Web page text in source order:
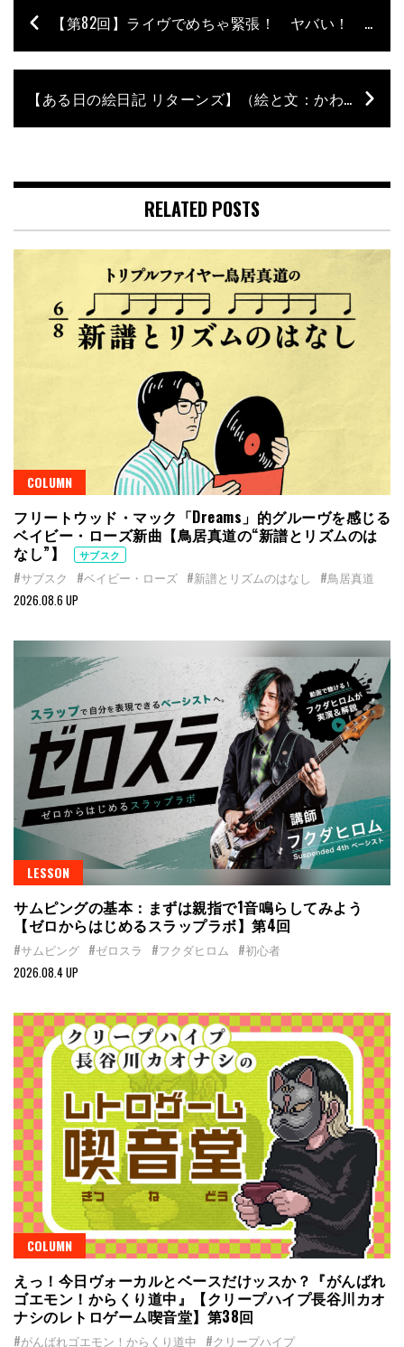
【第82回】ライヴでめちゃ緊張！ ヤバい！ ってときの対処法 パート2 石村順の低音よろず相談所 〜Jun’s Bass Clinic〜
【ある日の絵日記 リターンズ】（絵と文：かわいしのぶ）– 第8回
RELATED POSTS
COLUMN
フリートウッド・マック「Dreams」的グルーヴを感じる
ベイビー・ローズ新曲【鳥居真道の“新譜とリズムのは
なし”】
サブスク
#サブスク #ベイビー・ローズ #新譜とリズムのはなし
#鳥居真道
2026.08.6 UP
LESSON
サムピングの基本：まずは親指で1音鳴らしてみよう
【ゼロからはじめるスラップラボ】第4回
#サムピング #ゼロスラ #フクダヒロム #初心者
2026.08.4 UP
COLUMN
えっ！今日ヴォーカルとベースだけッスか？『がんばれ
ゴエモン！からくり道中』【クリープハイプ長谷川カオ
ナシのレトロゲーム喫音堂】第38回
#がんばれゴエモン！からくり道中 #クリープハイプ